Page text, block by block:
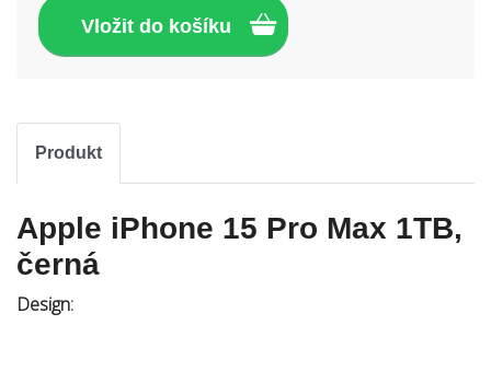
Produkt
Apple iPhone 15 Pro Max 1TB,
černá
Design: